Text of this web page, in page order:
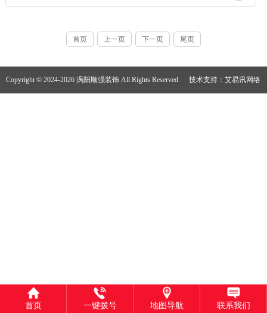
首页 上一页 下一页 尾页
Copyright © 2024-2026 涡阳顺强装饰 All Rights Reserved. 技术支持：艾易讯网络
首页 一键拨号 地图导航 联系我们